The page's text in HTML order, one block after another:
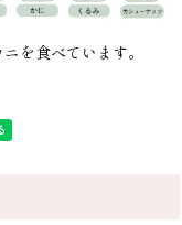
を食べています。